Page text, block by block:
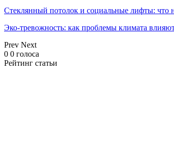
Стеклянный потолок и социальные лифты: что
Эко-тревожность: как проблемы климата
Prev Next
0 0 голоса
Рейтинг статьи